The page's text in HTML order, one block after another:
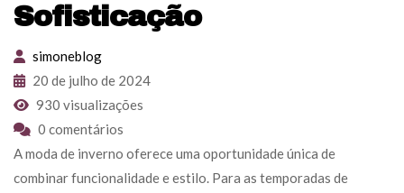
Sofisticação
simoneblog
20 de julho de 2024
930 visualizações
0 comentários
A moda de inverno oferece uma oportunidade única de
combinar funcionalidade e estilo. Para as temporadas de